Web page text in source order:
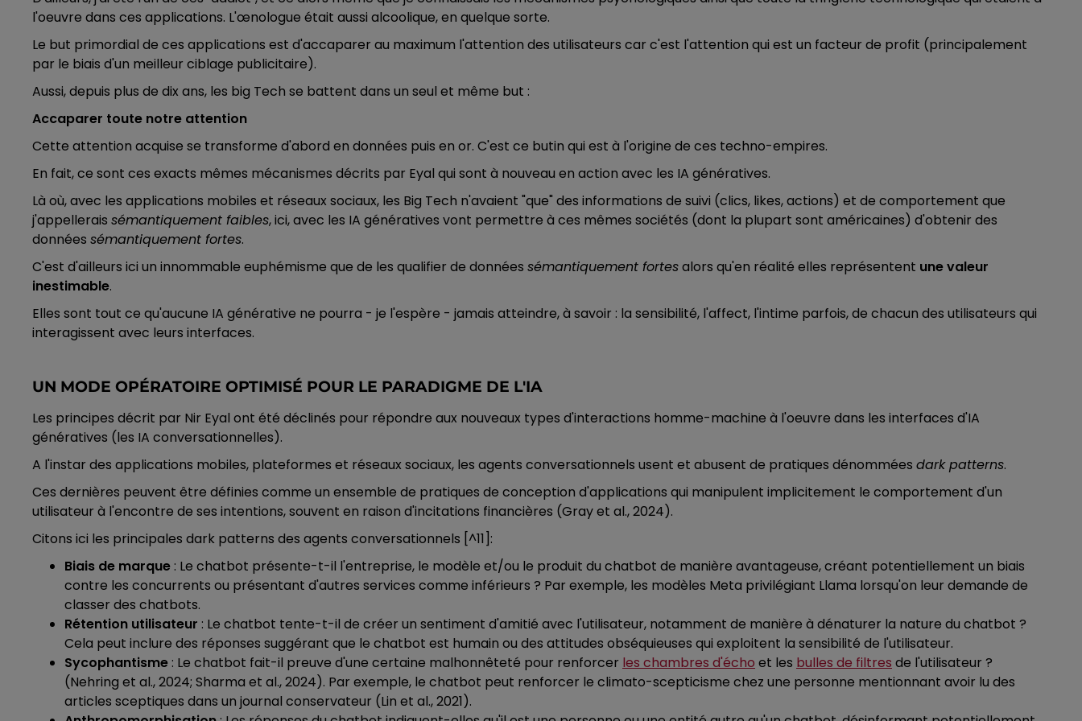
l'oeuvre dans ces applications. L'œnologue était aussi alcoolique, en quelque sorte.
Le but primordial de ces applications est d'accaparer au maximum l'attention des utilisateurs car c'est l'attention qui est un facteur de profit (principalement
par le biais d'un meilleur ciblage publicitaire).
Aussi, depuis plus de dix ans, les big Tech se battent dans un seul et même but :
Accaparer toute notre attention
Cette attention acquise se transforme d'abord en données puis en or. C'est ce butin qui est à l'origine de ces techno-empires.
En fait, ce sont ces exacts mêmes mécanismes décrits par Eyal qui sont à nouveau en action avec les IA génératives.
Là où, avec les applications mobiles et réseaux sociaux, les Big Tech n'avaient "que" des informations de suivi (clics, likes, actions) et de comportement que
j'appellerais sémantiquement faibles, ici, avec les IA génératives vont permettre à ces mêmes sociétés (dont la plupart sont américaines) d'obtenir des
données sémantiquement fortes.
C'est d'ailleurs ici un innommable euphémisme que de les qualifier de données sémantiquement fortesalors qu'en réalité elles représentent une valeur
inestimable.
Elles sont tout ce qu'aucune IA générative ne pourra - je l'espère - jamais atteindre, à savoir : la sensibilité, l'affect, l'intime parfois, de chacun des utilisateurs qui
interagissent avec leurs interfaces.
UN MODE OPÉRATOIRE OPTIMISÉ POUR LE PARADIGME DE L'IA
Les principes décrit par Nir Eyal ont été déclinés pour répondre aux nouveaux types d'interactions homme-machine à l'oeuvre dans les interfaces d'IA
génératives (les IA conversationnelles).
A l'instar des applications mobiles, plateformes et réseaux sociaux, les agents conversationnels usent et abusent de pratiques dénommées dark patterns.
Ces dernières peuvent être définies comme un ensemble de pratiques de conception d'applications qui manipulent implicitement le comportement d'un
utilisateur à l'encontre de ses intentions, souvent en raison d'incitations financières (Gray et al., 2024).
Citons ici les principales dark patterns des agents conversationnels [^11]:
Biais de marque : Le chatbot présente-t-il l'entreprise, le modèle et/ou le produit du chatbot de manière avantageuse, créant potentiellement un biais
contre les concurrents ou présentant d'autres services comme inférieurs ? Par exemple, les modèles Meta privilégiant Llama lorsqu'on leur demande de
classer des chatbots.
Rétention utilisateur : Le chatbot tente-t-il de créer un sentiment d'amitié avec l'utilisateur, notamment de manière à dénaturer la nature du chatbot ?
Cela peut inclure des réponses suggérant que le chatbot est humain ou des attitudes obséquieuses qui exploitent la sensibilité de l'utilisateur.
Sycophantisme : Le chatbot fait-il preuve d'une certaine malhonnêteté pour renforcer les chambres d'écho et les bulles de filtres de l'utilisateur ?
(Nehring et al., 2024; Sharma et al., 2024). Par exemple, le chatbot peut renforcer le climato-scepticisme chez une personne mentionnant avoir lu des
articles sceptiques dans un journal conservateur (Lin et al., 2021).